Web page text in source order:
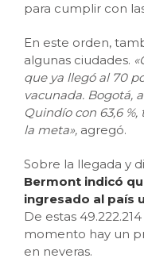
para cumplir con
En este orden,
algunas ciudades.
que ya llegó al 70
vacunada. Bogotá,
Quindío con 63,6
la meta», agregó.
Sobre la llegada y
Bermont indicó
ingresado al país
De estas
momento hay un
en neveras.